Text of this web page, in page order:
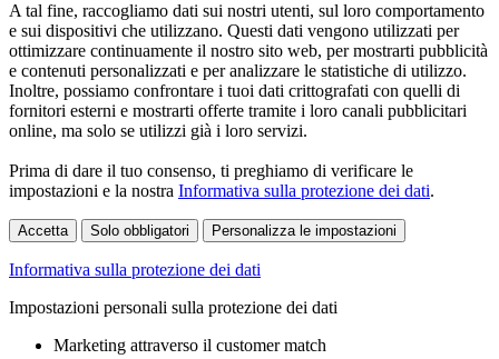
A tal fine, raccogliamo dati sui nostri utenti, sul loro comportamento
e sui dispositivi che utilizzano. Questi dati vengono utilizzati per
ottimizzare continuamente il nostro sito web, per mostrarti pubblicità
e contenuti personalizzati e per analizzare le statistiche di utilizzo.
Inoltre, possiamo confrontare i tuoi dati crittografati con quelli di
fornitori esterni e mostrarti offerte tramite i loro canali pubblicitari
online, ma solo se utilizzi già i loro servizi.
Prima di dare il tuo consenso, ti preghiamo di verificare le
impostazioni e la nostra Informativa sulla protezione dei dati.
Accetta Solo obbligatori Personalizza le impostazioni
Informativa sulla protezione dei dati
Impostazioni personali sulla protezione dei dati
Marketing attraverso il customer match